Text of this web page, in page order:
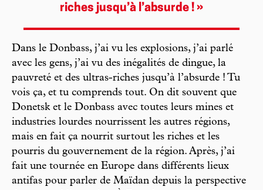
riches jusqu’à l’absurde ! »
Dans le Donbass, j’ai vu les explosions, j’ai parlé
avec les gens, j’ai vu des inégalités de dingue, la
pauvreté et des ultras-riches jusqu’à l’absurde ! Tu
vois ça, et tu comprends tout. On dit souvent que
Donetsk et le Donbass avec toutes leurs mines et
industries lourdes nourrissent les autres régions,
mais en fait ça nourrit surtout les riches et les
pourris du gouvernement de la région. Après, j’ai
fait une tournée en Europe dans différents lieux
antifas pour parler de Maïdan depuis la perspective